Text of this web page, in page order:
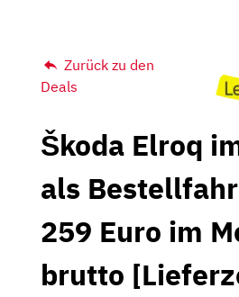
Zurück zu den
Deals
Škoda Elroq
als
259 Euro im
brutto